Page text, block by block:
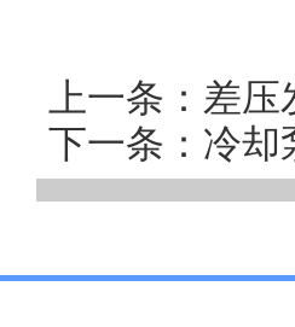
上一条：差
下一条：冷却